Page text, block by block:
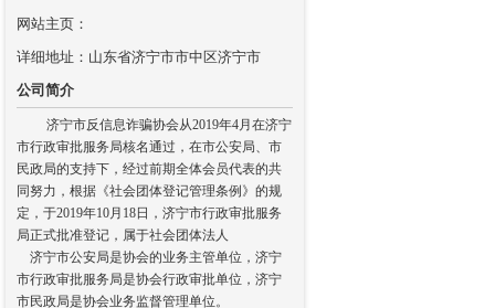
网站主页：
详细地址：山东省济宁市市中区济宁市
公司简介
济宁市反信息诈骗协会从2019年4月在济宁
市行政审批服务局核名通过，在市公安局、市
民政局的支持下，经过前期全体会员代表的共
同努力，根据《社会团体登记管理条例》的规
定，于2019年10月18日，济宁市行政审批服务
局正式批准登记，属于社会团体法人
济宁市公安局是协会的业务主管单位，济宁
市行政审批服务局是协会行政审批单位，济宁
市民政局是协会业务监督管理单位。